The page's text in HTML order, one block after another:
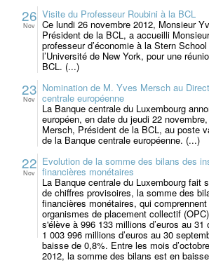
26
Nov
Visite du Professeur Roubini à la BCL
Ce lundi 26 novembre 2012, Monsieur
Président de la BCL, a accueilli
professeur d’économie à la Stern
l’Université de New York, pour une
BCL. (...)
23
Nov
Nomination de M. Yves Mersch au
centrale européenne
La Banque centrale du Luxembourg
européen, en date du jeudi 22
Mersch, Président de la BCL, au poste
de la Banque centrale européenne. (...)
22
Nov
Evolution de la somme des bilans des
financières monétaires
La Banque centrale du Luxembourg fait
de chiffres provisoires, la somme des
financières monétaires, qui
organismes de placement collectif
s'élève à 996 133 millions d’euros au 31
1 003 996 millions d’euros au 30
baisse de 0,8%. Entre les mois
2012, la somme des bilans est en